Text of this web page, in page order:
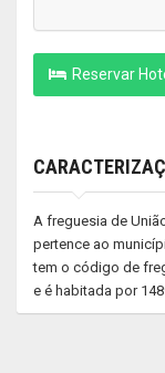
Reservar
A freguesia de
pertence ao
tem o código de
e é habitada por